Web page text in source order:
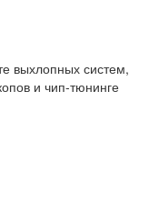
выхлопных систем,
и чип-тюнинге